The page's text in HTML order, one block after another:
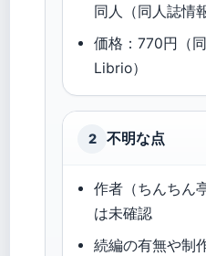
同人（同人誌情
価格：770円（
Librio）
2 不明な点
作者（ちんちん
は未確認
続編の有無や制